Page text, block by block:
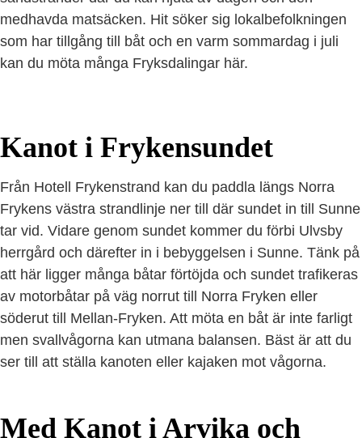
medhavda matsäcken. Hit söker sig lokalbefolkningen
som har tillgång till båt och en varm sommardag i juli
kan du möta många Fryksdalingar här.
Kanot i Frykensundet
Från Hotell Frykenstrand kan du paddla längs Norra
Frykens västra strandlinje ner till där sundet in till Sunne
tar vid. Vidare genom sundet kommer du förbi Ulvsby
herrgård och därefter in i bebyggelsen i Sunne. Tänk på
att här ligger många båtar förtöjda och sundet trafikeras
av motorbåtar på väg norrut till Norra Fryken eller
söderut till Mellan-Fryken. Att möta en båt är inte farligt
men svallvågorna kan utmana balansen. Bäst är att du
ser till att ställa kanoten eller kajaken mot vågorna.
Med Kanot i Arvika och